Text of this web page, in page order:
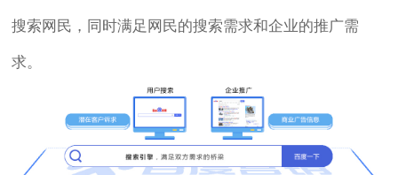
搜索网民，同时满足网民的搜索需求和企业的推广需
求。